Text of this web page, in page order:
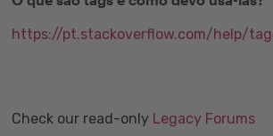
https://pt.stackoverflow.com/help/
Check our read-only Legacy Forums